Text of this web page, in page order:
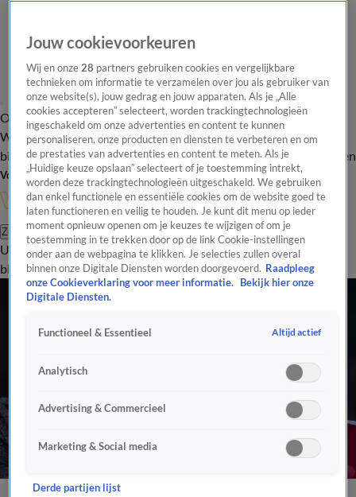
Overzicht Onze programma's Uitzendingen Onze gezichten
In de
WandelgangenInterviewsUitzending
bijwonenPodcastShopVeelgestelde vragenKijkersvraag insturen
Volg Vandaag Inside
Zoeken
UitzendingenVandaag InsideDe OranjezomerShopUitzending
bijwonen
Jouw cookievoorkeuren
Wij en onze28 partners gebruiken cookies en vergelijkbare
technieken om informatie te verzamelen over jou als gebruiker van
onze website(s), jouw gedrag en jouw apparaten. Als je „Alle
cookies accepteren” selecteert, worden trackingtechnologieën
ingeschakeld om onze advertenties en content te kunnen
personaliseren, onze producten en diensten te verbeteren en om
de prestaties van advertenties en content te meten. Als je
„Huidige keuze opslaan” selecteert of je toestemming intrekt,
worden deze trackingtechnologieën uitgeschakeld. We gebruiken
dan enkel functionele en essentiële cookies om de website goed te
laten functioneren en veilig te houden. Je kunt dit menu op ieder
moment opnieuw openen om je keuzes te wijzigen of om je
toestemming in te trekken door op de link Cookie-instellingen
onder aan de webpagina te klikken. Je selecties zullen overal
binnen onze Digitale Diensten worden doorgevoerd. Raadpleeg
onze Cookieverklaring voor meer informatie.
Bekijk hier onze
Digitale Diensten.
Functioneel & Essentieel Altijd actief
Analytisch
Advertising & Commercieel
Marketing & Social media
Derde partijen lijst